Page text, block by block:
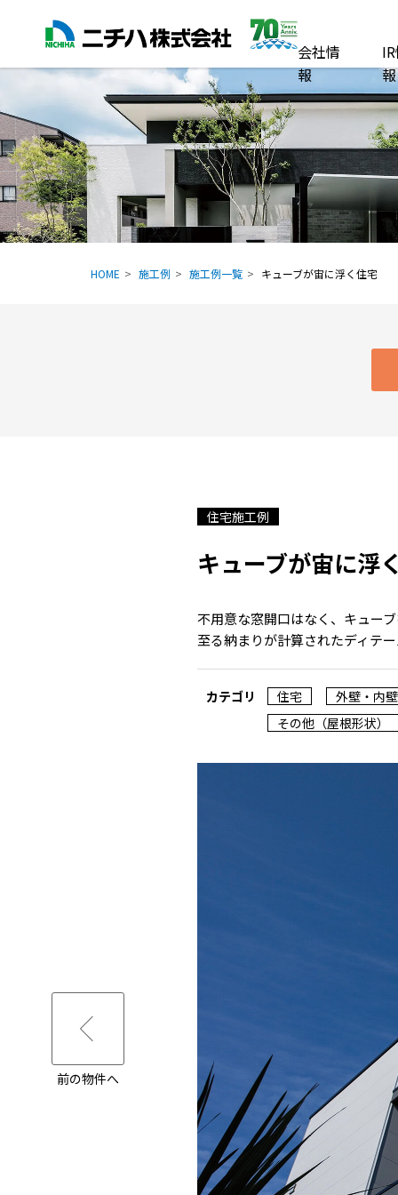
会社情
報
報
HOME 施工例 施工例一覧 キューブが宙に浮く住宅
住宅施工例
キューブが宙に浮
不用意な窓開口はなく、キュー
至る納まりが計算されたディテ
カテゴリ 住宅
外壁・内壁
その他（屋根形状）
前の物件へ